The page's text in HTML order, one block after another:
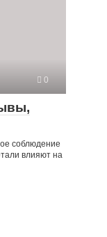
0
соблюдение
влияют на